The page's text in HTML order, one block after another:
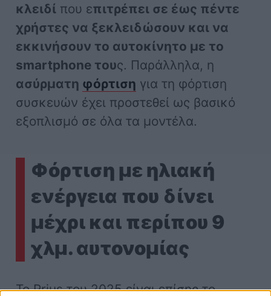
κλειδί που επιτρέπει σε έως πέντε
χρήστες να ξεκλειδώσουν και να
εκκινήσουν το αυτοκίνητο με το
smartphone τους. Παράλληλα, η
ασύρματη φόρτιση για τη φόρτιση
συσκευών έχει προστεθεί ως βασικό
εξοπλισμό σε όλα τα μοντέλα.
Φόρτιση με ηλιακή
ενέργεια που δίνει
μέχρι και περίπου 9
χλμ. αυτονομίας
Το Prius του 2025 είναι επίσης το